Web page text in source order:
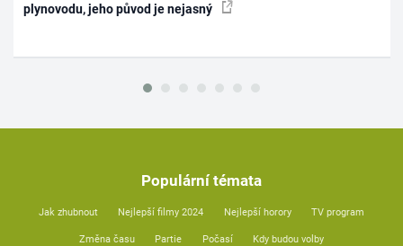
plynovodu, jeho původ je nejasný
Populární témata
Jak zhubnout Nejlepší filmy 2024 Nejlepší horory TV program
Změna času Partie Počasí Kdy budou volby